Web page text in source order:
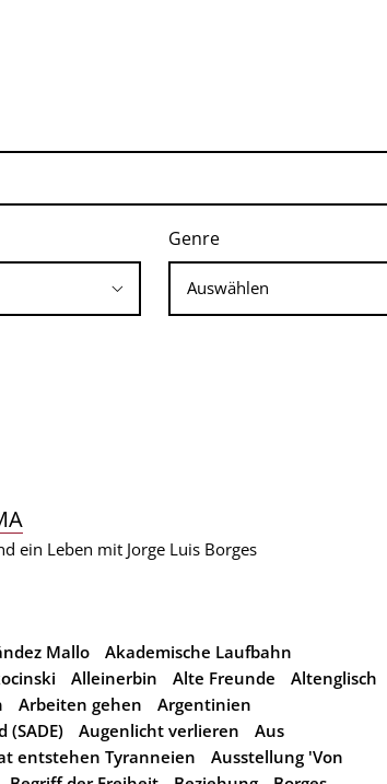
Genre
ein Leben mit Jorge Luis Borges
Mallo
Akademische Laufbahn
Alleinerbin Alte Freunde
Altenglisch
Arbeiten gehen
Argentinien
Augenlicht verlieren
Aus
entstehen Tyranneien
Ausstellung 'Von